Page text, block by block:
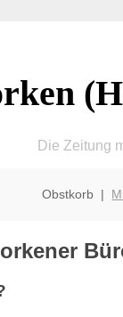
Die Zeitung
Obstkorb |